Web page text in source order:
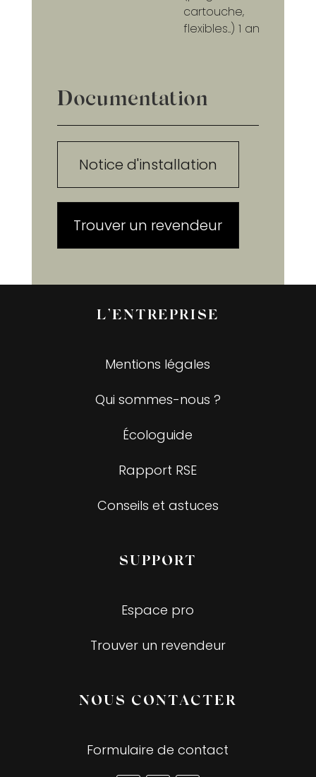
cartouche,
flexibles..) 1 an
Documentation
Notice d'installation
Trouver un revendeur
L’ENTREPRISE
Mentions légales
Qui sommes-nous ?
Écologuide
Rapport RSE
Conseils et astuces
SUPPORT
Espace pro
Trouver un revendeur
NOUS CONTACTER
Formulaire de contact